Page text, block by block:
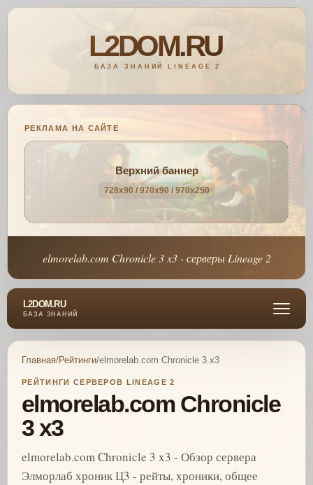
РЕКЛАМА НА САЙТЕ
Верхний баннер
728x90 / 970x90 / 970x250
elmorelab.com Chronicle 3 x3 - серверы Lineage 2
L2DOM.RU
БАЗА ЗНАНИЙ
Главная/Рейтинги/elmorelab.com Chronicle 3 x3
РЕЙТИНГИ СЕРВЕРОВ LINEAGE 2
elmorelab.com Chronicle
3 x3
elmorelab.com Chronicle 3 x3 - Обзор сервера
Элморлаб хроник Ц3 - рейты, хроники, общее